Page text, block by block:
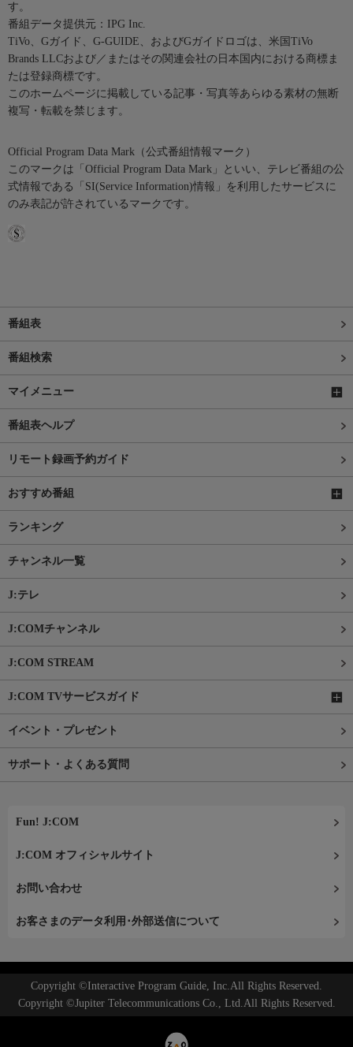
す。
番組データ提供元：IPG Inc.
TiVo、Gガイド、G-GUIDE、およびGガイドロゴは、米国TiVo
Brands LLCおよび／またはその関連会社の日本国内における商標ま
たは登録商標です。
このホームページに掲載している記事・写真等あらゆる素材の無断
複写・転載を禁じます。
Official Program Data Mark（公式番組情報マーク）
このマークは「Official Program Data Mark」といい、テレビ番組の公
式情報である「SI(Service Information)情報」を利用したサービスに
のみ表記が許されているマークです。
番組表
番組検索
マイメニュー
番組表ヘルプ
リモート録画予約ガイド
おすすめ番組
ランキング
チャンネル一覧
J:テレ
J:COMチャンネル
J:COM STREAM
J:COM TVサービスガイド
イベント・プレゼント
サポート・よくある質問
Fun! J:COM
J:COM オフィシャルサイト
お問い合わせ
お客さまのデータ利用･外部送信について
Copyright ©Interactive Program Guide, Inc.All Rights Reserved.
Copyright ©Jupiter Telecommunications Co., Ltd.All Rights Reserved.